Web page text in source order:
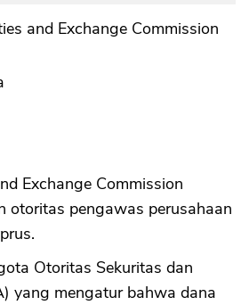
and Exchange Commission
Exchange Commission
otoritas pengawas perusahaan
Otoritas Sekuritas dan
yang mengatur bahwa dana